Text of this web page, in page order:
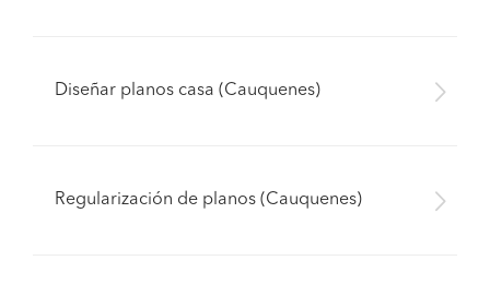
Diseñar planos casa (Cauquenes)
Regularización de planos (Cauquenes)